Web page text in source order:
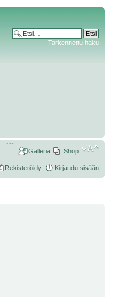
Tarkennettu haku
Shop
Galleria
Rekisteröidy Kirjaudu sisään